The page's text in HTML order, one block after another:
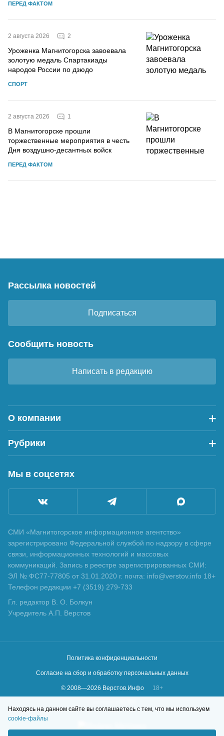
ПЕРЕД ФАКТОМ
2 августа 2026 2
Уроженка Магнитогорска завоевала
золотую медаль Спартакиады
народов России по дзюдо
СПОРТ
2 августа 2026 1
В Магнитогорске прошли
торжественные мероприятия в честь
Дня воздушно-десантных войск
ПЕРЕД ФАКТОМ
Рассылка новостей
Подписаться
Сообщить новость
Написать в редакцию
О компании
Рубрики
Мы в соцсетях
СМИ «Магнитогорское информационное агентство»
зарегистрировано Федеральной службой по надзору в сфере
связи, информационных технологий и массовых
коммуникаций. Запись в реестре зарегистрированных СМИ:
ЭЛ № ФС77-77805 от 31.01.2020 г. почта: info@verstov.info 18+
Телефон редакции +7 (3519) 279-733
Гл. редактор В. О. Болкун
Учредитель А.П. Верстов
Политика конфиденциальности
Согласие на сбор и обработку персональных данных
© 2008—2026 Верстов.Инфо
18+
Находясь на данном сайте вы соглашаетесь с тем, что мы используем
cookie-файлы